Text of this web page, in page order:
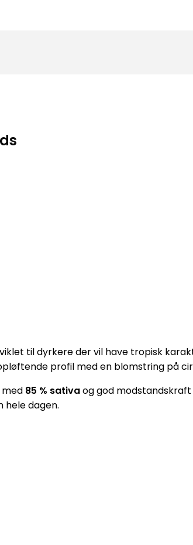
til dyrkere der vil have tropisk
profil med en blomstring på
med 85 % sativaog god modstandskraft
hele dagen.